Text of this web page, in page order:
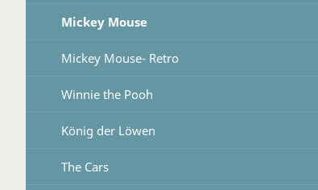
Mickey Mouse
Mickey Mouse- Retro
Winnie the Pooh
König der Löwen
The Cars